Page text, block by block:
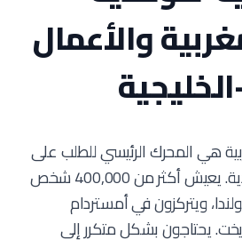
والأعمال
هي المحرك الرئيسي للطلب على
الترجمة العربية-الهولندية. يعيش أكثر من 400,000 شخص
ويتركزون في أمستردام
يحتاجون بشكل متكرر إلى